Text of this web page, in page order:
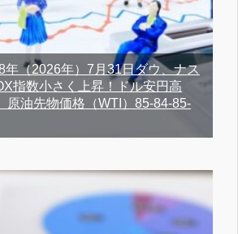
年（2026年）7月31日ダウ、ナス
指数小さく上昇！ドル安円高
原油先物価格（WTI）85-84-85-